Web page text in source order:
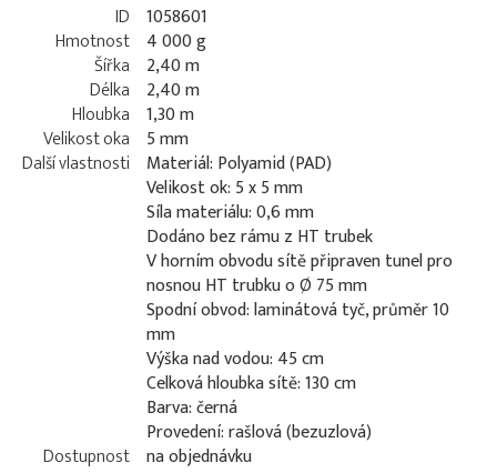
ID 1058601
Hmotnost 4 000 g
Šířka
2,40 m
Délka
2,40 m
Hloubka 1,30 m
Velikost oka
5 mm
Další vlastnosti
Materiál: Polyamid (PAD)
Velikost ok: 5 x 5 mm
Síla materiálu: 0,6 mm
Dodáno bez rámu z HT trubek
V horním obvodu sítě připraven tunel pro
nosnou HT trubku o Ø 75 mm
Spodní obvod: laminátová tyč, průměr 10
mm
Výška nad vodou: 45 cm
Celková hloubka sítě: 130 cm
Barva: černá
Provedení: rašlová (bezuzlová)
Dostupnost na objednávku